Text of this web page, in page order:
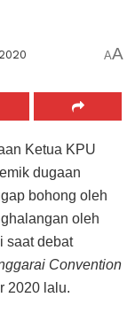
AA
Ketua KPU
dugaan
bohong oleh
oleh
saat debat
Convention
2020 lalu.